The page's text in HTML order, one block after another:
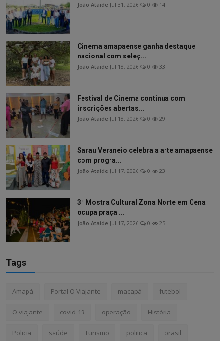
João Ataide Jul 31, 2026 0 14
Cinema amapaense ganha destaque
nacional com seleç...
João Ataide Jul 18, 2026 0 33
Festival de Cinema continua com
inscrições abertas...
João Ataide Jul 18, 2026 0 29
Sarau Veraneio celebra a arte amapaense
com progra...
João Ataide Jul 17, 2026 0 23
3ª Mostra Cultural Zona Norte em Cena
ocupa praça ...
João Ataide Jul 17, 2026 0 25
Tags
Amapá Portal O Viajante macapá futebol
O viajante covid-19 operação História
Policia saúde Turismo politica brasil